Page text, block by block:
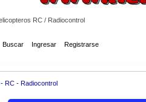
RC / Radiocontrol
Buscar Ingresar Registrarse
RC - Radiocontrol